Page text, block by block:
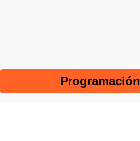
Programación